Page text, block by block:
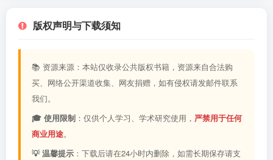
版权声明与下载须知
📚 资源来源：本站仅收录公共版权书籍，资源来自合法购
买、网络公开渠道收集、网友捐赠，如有侵权请发邮件联系
我们。
🎓 使用限制 ：仅供个人学习、学术研究使用， 严禁用于任何
商业用途。
💡 温馨提示 ：下载后请在24小时内删除，如需长期保存请支